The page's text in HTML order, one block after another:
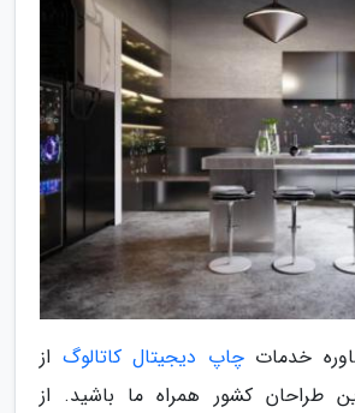
خدماتچاپ دیجیتال کاتالوگ از
طراحان کشور همراه ما باشید. از